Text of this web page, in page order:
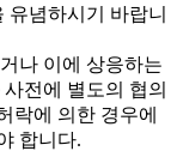
념하시기 바랍니
나 이에 상응하는
전에 별도의 협의
락에 의한 경우에
합니다.